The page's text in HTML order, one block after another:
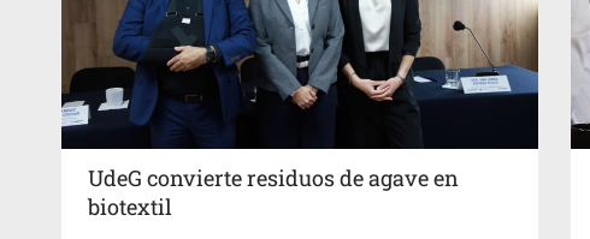
UdeG convierte residuos de agave en
biotextil